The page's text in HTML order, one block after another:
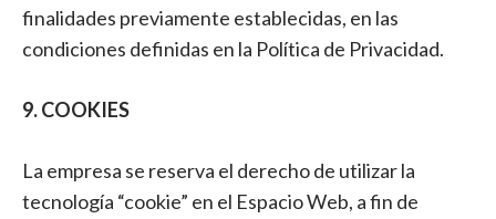
finalidades previamente establecidas, en las
condiciones definidas en la Política de Privacidad.
9. COOKIES
La empresa se reserva el derecho de utilizar la
tecnología “cookie” en el Espacio Web, a fin de